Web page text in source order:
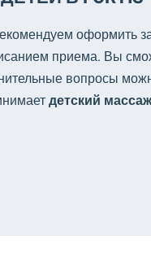
оформить
приема. Вы
вопросы
детский